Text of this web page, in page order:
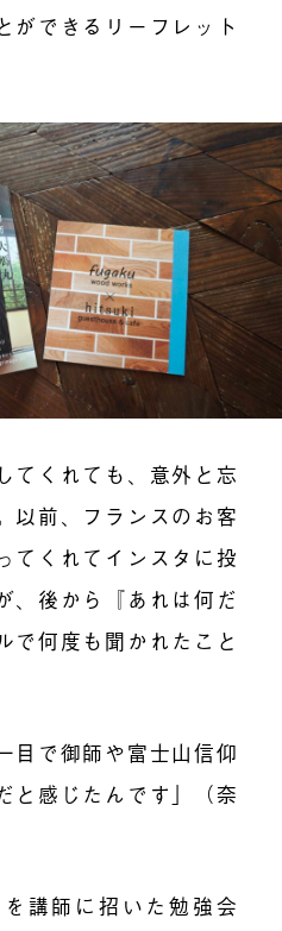
ができるリーフレット
てくれても、意外と忘
以前、フランスのお客
てくれてインスタに投
、後から『あれは何だ
で何度も聞かれたこと
目で御師や富士山信仰
と感じたんです」（奈
講師に招いた勉強会